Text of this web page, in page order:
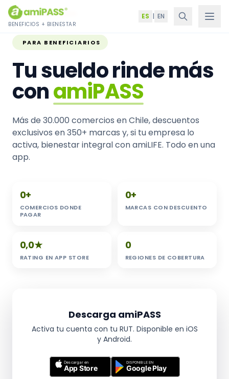
Saltar al contenido
BENEFICIOS + BIENESTAR
ES | EN
Inicio›Beneficiarios
PARA BENEFICIARIOS
Tu sueldo rinde más
conamiPASS
Más de 30.000 comercios en Chile, descuentos
exclusivos en 350+ marcas y, si tu empresa lo
activa, bienestar integral con amiLIFE. Todo en una
app.
0+30.000
COMERCIOS DONDE
PAGAR
0+350
MARCAS CON DESCUENTO
0,0★4,7
RATING EN APP STORE
016
REGIONES DE COBERTURA
Descarga amiPASS
Activa tu cuenta con tu RUT. Disponible en iOS
y Android.